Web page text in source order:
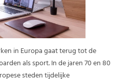
in Europa gaat terug tot de
als sport. In de jaren 70 en 80
steden tijdelijke